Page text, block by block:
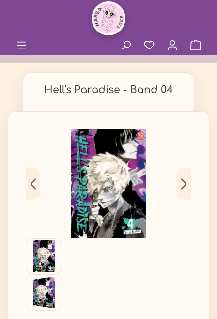
Hell's Paradise - Band 04
Bildergalerie überspringen